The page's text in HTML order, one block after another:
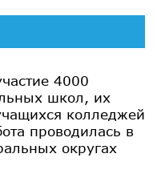
4000
школ, их
колледжей
проводилась в
округах